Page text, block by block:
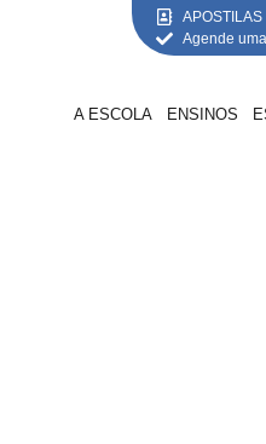
APOSTILAS
Agende
A ESCOLA ENSINOS